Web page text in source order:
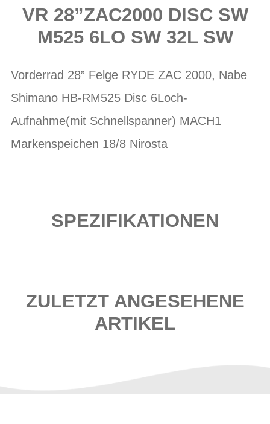
VR 28”ZAC2000 DISC SW
M525 6LO SW 32L SW
Vorderrad 28” Felge RYDE ZAC 2000, Nabe
Shimano HB-RM525 Disc 6Loch-
Aufnahme(mit Schnellspanner) MACH1
Markenspeichen 18/8 Nirosta
SPEZIFIKATIONEN
ZULETZT ANGESEHENE
ARTIKEL